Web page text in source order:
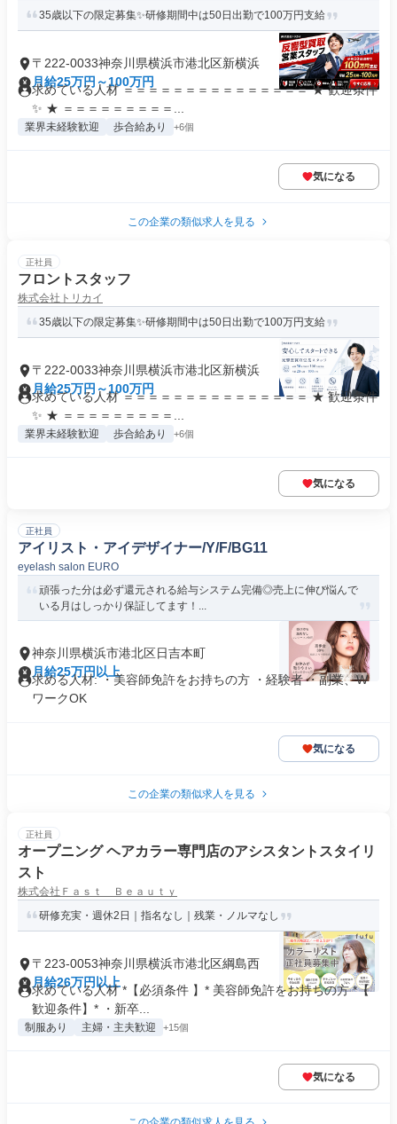
35歳以下の限定募集✨研修期間中は50日出勤で100万円支給
〒222-0033神奈川県横浜市港北区新横浜
月給25万円～100万円
求めている人材 ＝＝＝＝＝＝＝＝＝＝＝＝＝＝＝ ★ 歓迎条件
✨ ★ ＝＝＝＝＝＝＝＝＝...
業界未経験歓迎 歩合給あり +6個
気になる
この企業の類似求人を見る
正社員
フロントスタッフ
株式会社トリカイ
35歳以下の限定募集✨研修期間中は50日出勤で100万円支給
〒222-0033神奈川県横浜市港北区新横浜
月給25万円～100万円
求めている人材 ＝＝＝＝＝＝＝＝＝＝＝＝＝＝＝ ★ 歓迎条件
✨ ★ ＝＝＝＝＝＝＝＝＝...
業界未経験歓迎 歩合給あり +6個
気になる
正社員
アイリスト・アイデザイナー/Y/F/BG11
eyelash salon EURO
頑張った分は必ず還元される給与システム完備◎売上に伸び悩んで
いる月はしっかり保証してます！...
神奈川県横浜市港北区日吉本町
月給25万円以上
求める人材: ・美容師免許をお持ちの方 ・経験者 ・副業、W
ワークOK
気になる
この企業の類似求人を見る
正社員
オープニング ヘアカラー専門店のアシスタントスタイリ
スト
株式会社Ｆａｓｔ Ｂｅａｕｔｙ
研修充実・週休2日｜指名なし｜残業・ノルマなし
〒223-0053神奈川県横浜市港北区綱島西
月給26万円以上
求めている人材 *【必須条件 】* 美容師免許をお持ちの方 *【
歓迎条件】* ・新卒...
制服あり 主婦・主夫歓迎 +15個
気になる